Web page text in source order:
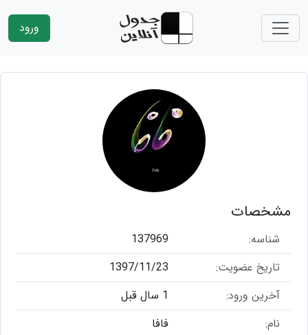
ورود
مشخصات
شناسه:
137969
تاریخ عضویت:
1397/11/23
آخرین ورود:
1 سال قبل
نام:
فافا